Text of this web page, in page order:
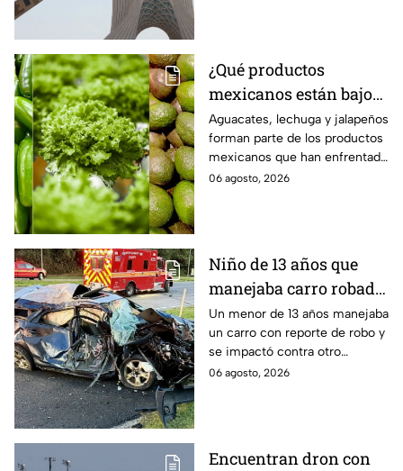
¿Qué productos
mexicanos están bajo
la lupa de Estados
Unidos? Aguacates,
lechuga y jalapeños
encabezan la lista
Aguacates, lechuga y jalapeños
forman parte de los productos
mexicanos que han enfrentado
restricciones o
06 agosto, 2026
Niño de 13 años que
manejaba carro robado
provoca brutal
accidente; hay un
muerto y heridos de
gravedad
Un menor de 13 años manejaba
un carro con reporte de robo y
se impactó contra otro
vehículo en Maryland, Estados
06 agosto, 2026
Encuentran dron con